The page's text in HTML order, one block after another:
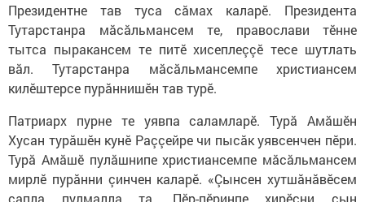
Президентне тав туса сăмах каларӗ. Президента
Тутарстанра мăсăльмансем те, православи тӗнне
тытса пыракансем те питӗ хисеплеççӗ тесе шутлать
вăл. Тутарстанра мăсăльмансемпе христиансем
килӗштерсе пурăннишӗн тав турӗ.
Патриарх пурне те уявпа саламларӗ. Турă Амăшӗн
Хусан турăшӗн кунӗ Раççейре чи пысăк уявсенчен пӗри.
Турă Амăшӗ пулăшнипе христиансемпе мăсăльмансем
мирлӗ пурăнни çинчен каларӗ. «Çынсен хутшăнăвӗсем
çапла пулмалла та. Пӗр-пӗринпе хирӗçни çын